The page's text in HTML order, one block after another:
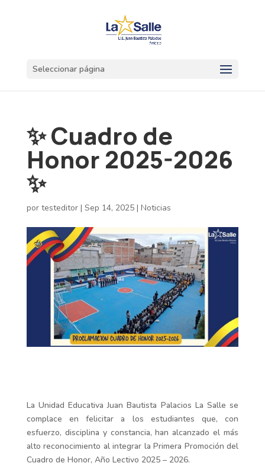
Seleccionar página
✨ Cuadro de
Honor 2025-2026
✨
por testeditor| Sep 14, 2025| Noticias
La Unidad Educativa Juan Bautista Palacios La Salle se
complace en felicitar a los estudiantes que, con
esfuerzo, disciplina y constancia, han alcanzado el más
alto reconocimiento al integrar la Primera Promoción del
Cuadro de Honor, Año Lectivo 2025 – 2026.